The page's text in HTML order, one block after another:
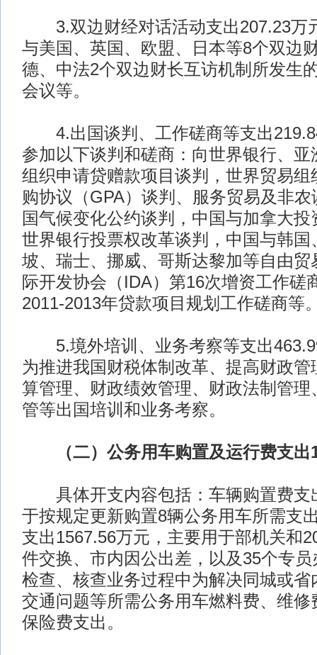
3.双边财经对话活动支出207.23万
与美国、英国、欧盟、日本等8个双边
德、中法2个双边财长互访机制所发生
会议等。
4.出国谈判、工作磋商等支出
参加以下谈判和磋商：向世界银行、亚
组织申请贷赠款项目谈判，世界贸易
购协议（GPA）谈判、服务贸易及非
国气候变化公约谈判，中国与加拿大
世界银行投票权改革谈判，中国与韩国
坡、瑞士、挪威、哥斯达黎加等自由贸
际开发协会（IDA）第16次增资工作磋
2011-2013年贷款项目规划工作磋商等
5.境外培训、业务考察等支出
为推进我国财税体制改革、提高财政
算管理、财政绩效管理、财政法制管理
管等出国培训和业务考察。
（二）公务用车购置及运行费支
具体开支内容包括：车辆购置费支
于按规定更新购置8辆公务用车所需支
支出1567.56万元，主要用于部机关和
件交换、市内因公出差，以及35个专
检查、核查业务过程中为解决同城或省
交通问题等所需公务用车燃料费、维修
保险费支出。